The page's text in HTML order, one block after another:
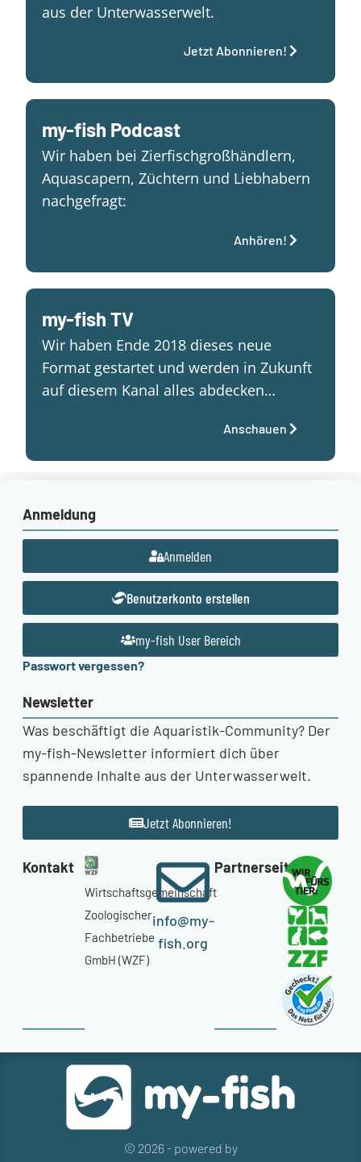
aus der Unterwasserwelt.
Jetzt Abonnieren!
my-fish Podcast
Wir haben bei Zierfischgroßhändlern,
Aquascapern, Züchtern und Liebhabern
nachgefragt:
Anhören!
my-fish TV
Wir haben Ende 2018 dieses neue
Format gestartet und werden in Zukunft
auf diesem Kanal alles abdecken…
Anschauen
Anmeldung
Anmelden
Benutzerkonto erstellen
my-fish User Bereich
Passwort vergessen?
Newsletter
Was beschäftigt die Aquaristik-Community? Der
my-fish-Newsletter informiert dich über
spannende Inhalte aus der Unterwasserwelt.
Jetzt Abonnieren!
Kontakt
Wirtschaftsgemeinschaft
Zoologischer
Fachbetriebe
GmbH (WZF)
info@my-
fish.org
Partnerseiten
© 2026 - powered by